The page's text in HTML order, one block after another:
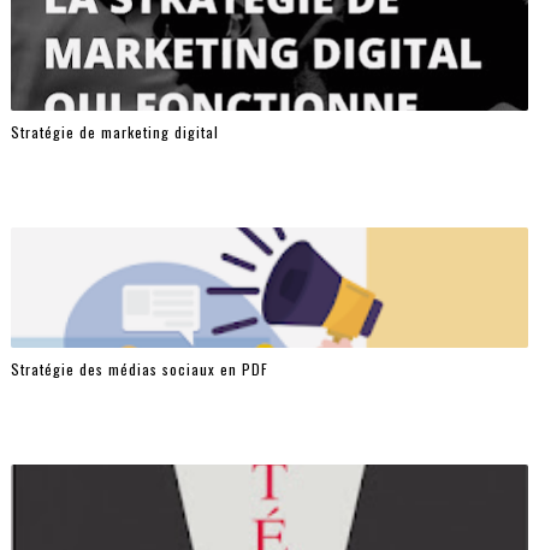
Stratégie de marketing digital
Stratégie des médias sociaux en PDF